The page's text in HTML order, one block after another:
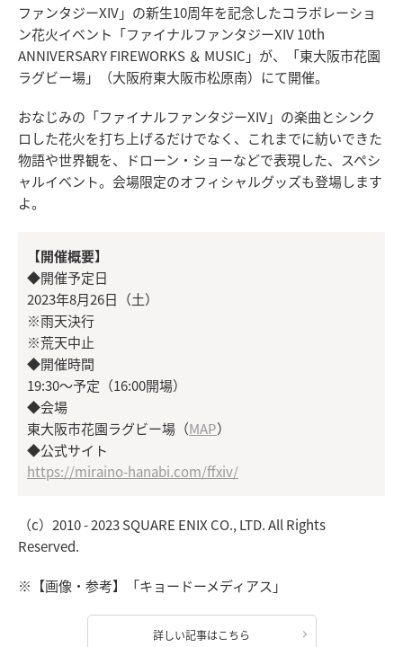
ファンタジーXIV」の新生10周年を記念したコラボレーショ
ン花火イベント「ファイナルファンタジーXIV 10th
ANNIVERSARY FIREWORKS ＆ MUSIC」が、「東大阪市花園
ラグビー場」（大阪府東大阪市松原南）にて開催。
おなじみの「ファイナルファンタジーXIV」の楽曲とシンク
ロした花火を打ち上げるだけでなく、これまでに紡いできた
物語や世界観を、ドローン・ショーなどで表現した、スペシ
ャルイベント。会場限定のオフィシャルグッズも登場します
よ。
【開催概要】
◆開催予定日
2023年8月26日（土）
※雨天決行
※荒天中止
◆開催時間
19:30～予定（16:00開場）
◆会場
東大阪市花園ラグビー場（MAP）
◆公式サイト
https://miraino-hanabi.com/ffxiv/
（c）2010 - 2023 SQUARE ENIX CO., LTD. All Rights
Reserved.
※【画像・参考】「キョードーメディアス」
詳しい記事はこちら